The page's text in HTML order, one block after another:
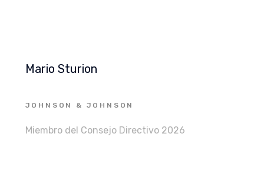
Mario Sturion
JOHNSON & JOHNSON
Miembro del Consejo Directivo 2026